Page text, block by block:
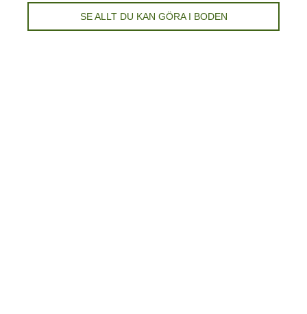
SE ALLT DU KAN GÖRA I BODEN